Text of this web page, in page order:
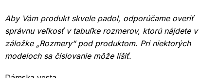
Aby Vám produkt skvele padol, odporúčame overiť
správnu veľkosť v tabuľke rozmerov, ktorú nájdete v
záložke „Rozmery“ pod produktom. Pri niektorých
modeloch sa číslovanie môže líšiť.